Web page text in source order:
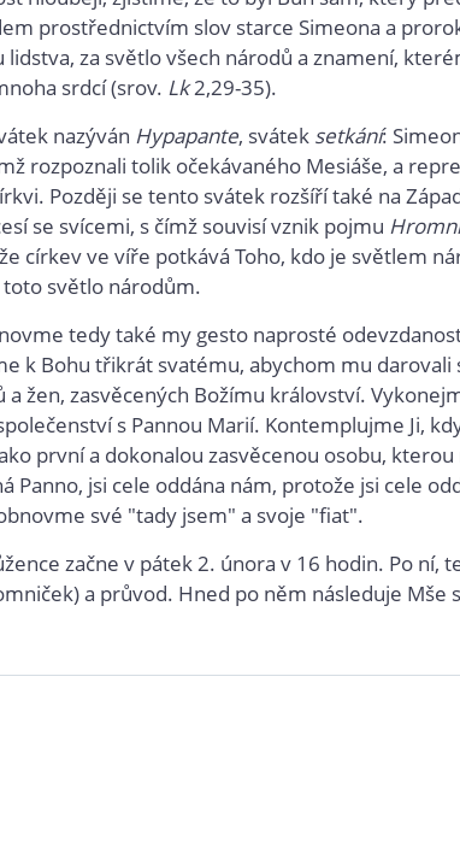
prostřednictvím slov starce Simeona a
lidstva, za světlo všech národů a znamení,
srdcí (srov. Lk2,29-35).
nazýván Hypapante, svátek setkání:
rozpoznali tolik očekávaného Mesiáše, a
Později se tento svátek rozšíří také na
se svícemi, s čímž souvisí vznik pojmu
církev ve víře potkává Toho, kdo je světlem
toto světlo národům.
tedy také my gesto naprosté
k Bohu třikrát svatému, abychom mu darovali
žen, zasvěcených Božímu království.
s Pannou Marií. Kontemplujme Ji,
první a dokonalou zasvěcenou osobu,
Panno, jsi cele oddána nám, protože jsi cele
své "tady jsem" a svoje "fiat".
začne v pátek 2. února v 16 hodin. Po ní,
a průvod. Hned po něm následuje Mše